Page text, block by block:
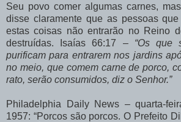
Seu povo comer algumas carnes,
disse claramente que as pessoas
estas coisas não entrarão no Reino
destruídas. Isaías 66:17 – “Os que
purificam para entrarem nos jardins
no meio, que comem carne de porco,
rato, serão consumidos, diz o Senhor.”
Philadelphia Daily News – quarta-
1957: “Porcos são porcos. O Prefeito